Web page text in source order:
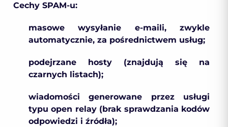
Cechy SPAM-u:
masowe wysyłanie e-maili, zwykle
automatycznie, za pośrednictwem usług;
podejrzane hosty (znajdują się na
czarnych listach);
wiadomości generowane przez usługi
typu open relay (brak sprawdzania kodów
odpowiedzi i źródła);